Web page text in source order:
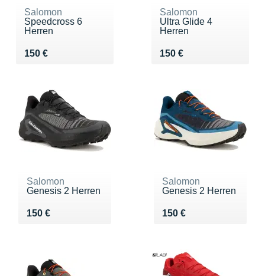
Salomon
Speedcross 6
Herren
150 €
Vendu 150 €
Salomon
Ultra Glide 4
Herren
150 €
Vendu 150 €
Salomon
Genesis 2 Herren
150 €
Vendu 150 €
Salomon
Genesis 2 Herren
150 €
Vendu 150 €